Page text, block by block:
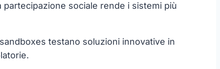
sociale rende i sistemi più
testano soluzioni innovative in